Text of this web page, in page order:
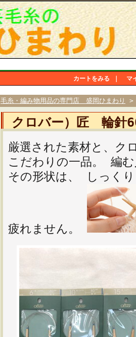
カートをみる マ
毛糸・編み物用品の専門店 盛岡ひまわり
クロバー）匠 輪
厳選された素材と、ク
こだわりの一品。 編
その形状は、 しっく
疲れません。